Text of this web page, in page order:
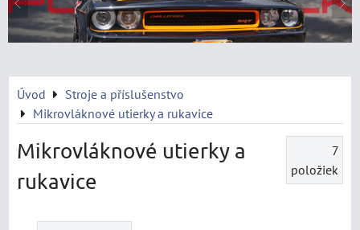
Úvod
Stroje a příslušenstvo
Mikrovláknové utierky a rukavice
Mikrovláknové utierky a
rukavice
7
položiek